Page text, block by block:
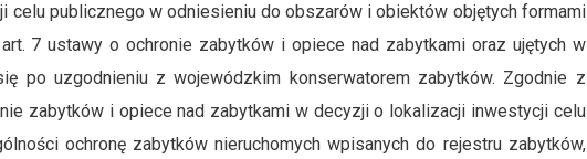
celu publicznego w odniesieniu do obszarów i obiektów objętych formami
7 ustawy o ochronie zabytków i opiece nad zabytkami oraz ujętych w
po uzgodnieniu z wojewódzkim konserwatorem zabytków. Zgodnie z
zabytków i opiece nad zabytkami w decyzji o lokalizacji inwestycji celu
ochronę zabytków nieruchomych wpisanych do rejestru zabytków,